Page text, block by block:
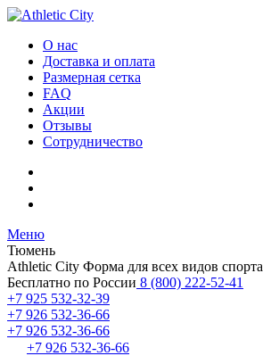
О нас
Доставка и оплата
Размерная сетка
FAQ
Акции
Отзывы
Сотрудничество
Меню
Тюмень
Athletic City Форма для всех видов спорта
Бесплатно по России 8 (800) 222-52-41
+7 925 532-32-39
+7 926 532-36-66
+7 926 532-36-66
+7 926 532-36-66